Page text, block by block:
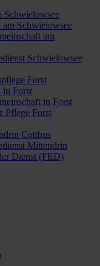
Schwielowsee
am Schwielowsee
am
Schwielowsee
Forst
in Forst
in Forst
Pflege Forst
Cottbus
Mittendrin
Dienst (FED)